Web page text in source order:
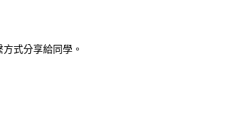
式分享給同學。